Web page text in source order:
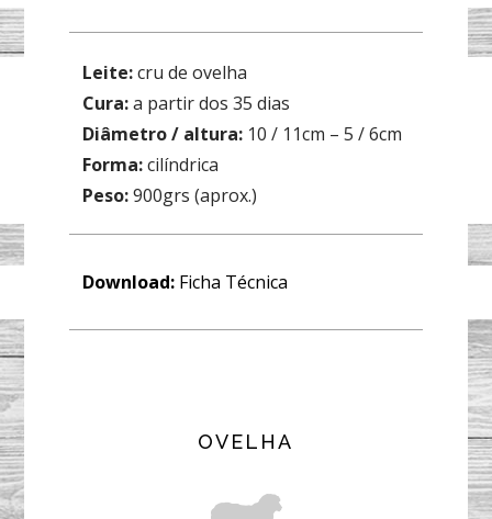
Leite:cru de ovelha
Cura:a partir dos 35 dias
Diâmetro / altura:10 / 11cm – 5 / 6cm
Forma:cilíndrica
Peso:900grs (aprox.)
Download:Ficha Técnica
OVELHA